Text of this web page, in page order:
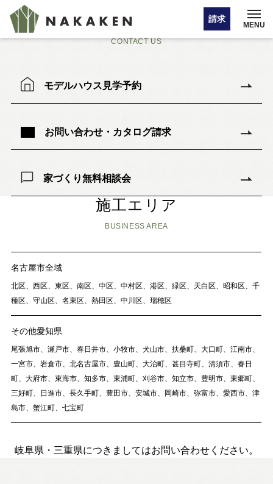
請求
MENU
お問い合わせ・カタログ請求
注文住宅
Nat's 提案型住宅
設計士と創るリフォーム・リノベーション
空き家再生
re:tsumugi マンションリノベ
不動産/土地・物件情報
東京/宮城の家（空き家再生）
お問い合わせ
CONTACT US
モデルハウス見学予約
お問い合わせ・カタログ請求
家づくり無料相談会
施工エリア
BUSINESS AREA
名古屋市全域
北区、西区、東区、南区、中区、中村区、港区、緑区、天白区、昭和区、千
種区、守山区、名東区、熱田区、中川区、瑞穂区
その他愛知県
尾張旭市、瀬戸市、春日井市、小牧市、犬山市、扶桑町、大口町、江南市、
一宮市、岩倉市、北名古屋市、豊山町、大治町、甚目寺町、清須市、春日
町、大府市、東海市、知多市、東浦町、刈谷市、知立市、豊明市、東郷町、
三好町、日進市、長久手町、豊田市、安城市、岡崎市、弥富市、愛西市、津
島市、蟹江町、七宝町
岐阜県・三重県につきましてはお問い合わせください。